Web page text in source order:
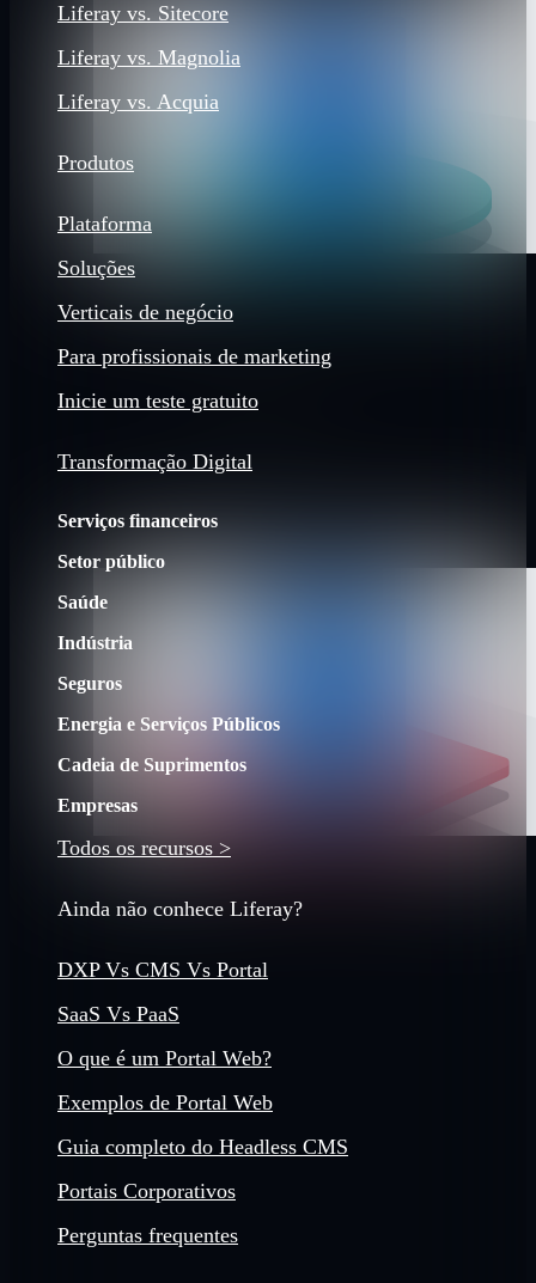
Liferay vs. Sitecore
Liferay vs. Magnolia
Liferay vs. Acquia
Produtos
Plataforma
Soluções
Verticais de negócio
Para profissionais de marketing
Inicie um teste gratuito
Transformação Digital
Serviços financeiros
Setor público
Saúde
Indústria
Seguros
Energia e Serviços Públicos
Cadeia de Suprimentos
Empresas
Todos os recursos >
Ainda não conhece Liferay?
DXP Vs CMS Vs Portal
SaaS Vs PaaS
O que é um Portal Web?
Exemplos de Portal Web
Guia completo do Headless CMS
Portais Corporativos
Perguntas frequentes